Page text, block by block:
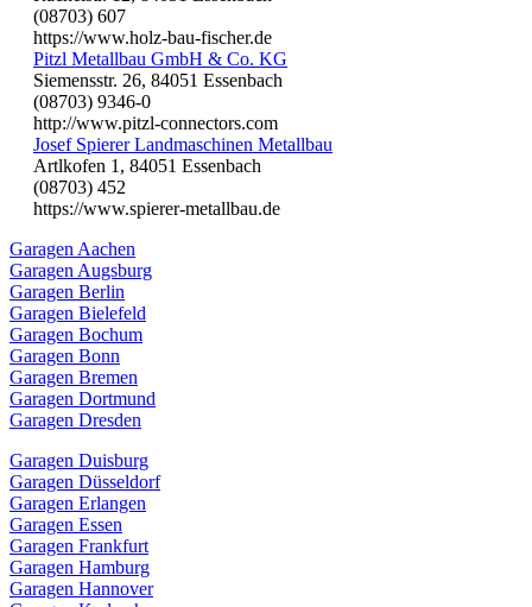
(08703) 607
https://www.holz-bau-fischer.de
Pitzl Metallbau GmbH & Co. KG
Siemensstr. 26, 84051 Essenbach
(08703) 9346-0
http://www.pitzl-connectors.com
Josef Spierer Landmaschinen Metallbau
Artlkofen 1, 84051 Essenbach
(08703) 452
https://www.spierer-metallbau.de
Garagen Aachen
Garagen Augsburg
Garagen Berlin
Garagen Bielefeld
Garagen Bochum
Garagen Bonn
Garagen Bremen
Garagen Dortmund
Garagen Dresden
Garagen Duisburg
Garagen Düsseldorf
Garagen Erlangen
Garagen Essen
Garagen Frankfurt
Garagen Hamburg
Garagen Hannover